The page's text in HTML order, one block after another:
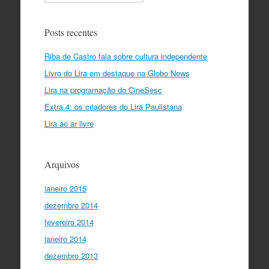
Posts recentes
Riba de Castro fala sobre cultura independente
Livro do Lira em destaque na Globo News
Lira na programação do CineSesc
Extra 4: os criadores do Lira Paulistana
Lira ao ar livre
Arquivos
janeiro 2015
dezembro 2014
fevereiro 2014
janeiro 2014
dezembro 2013